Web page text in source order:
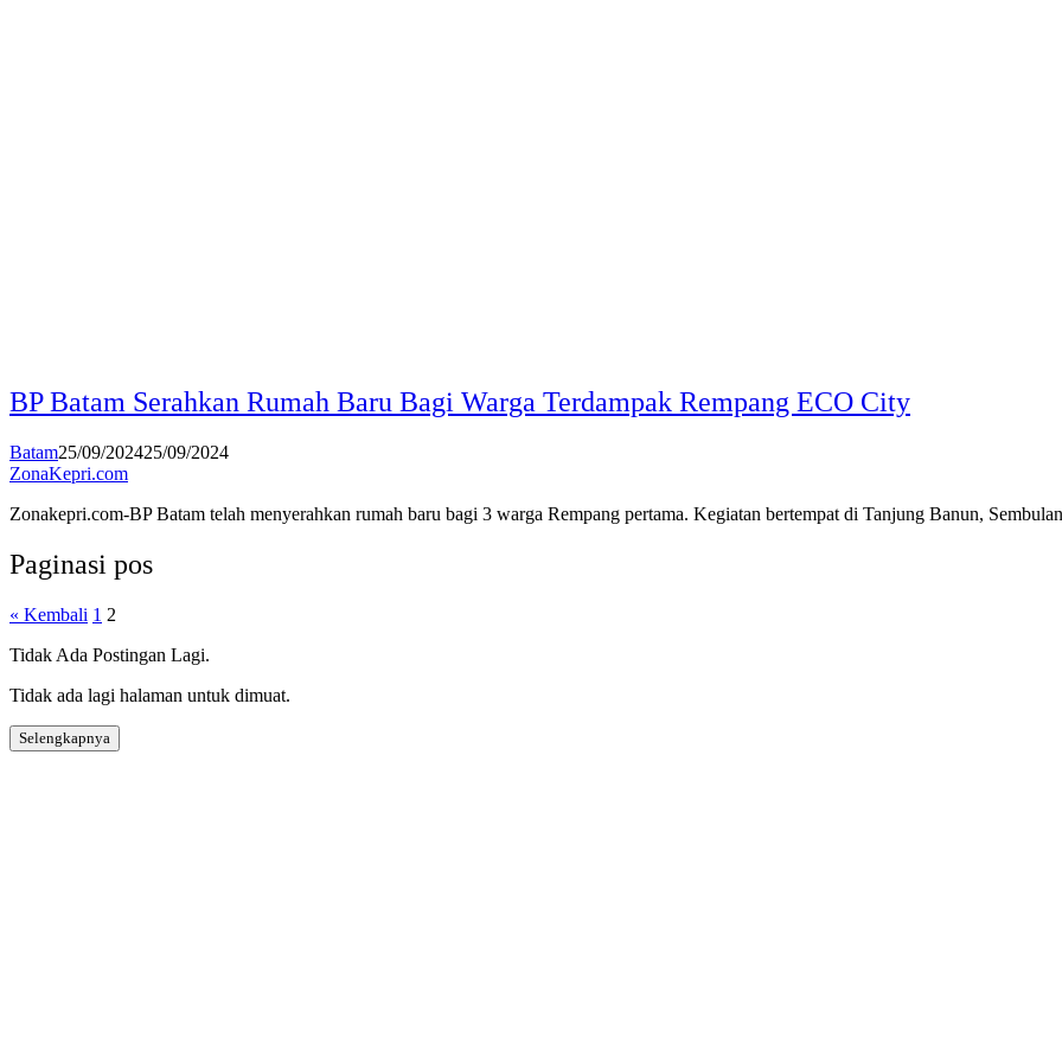
BP Batam Serahkan Rumah Baru Bagi Warga Terdampak Rempang ECO City
Batam25/09/202425/09/2024
ZonaKepri.com
Zonakepri.com-BP Batam telah menyerahkan rumah baru bagi 3 warga Rempang pertama. Kegiatan bertempat di Tanjung Banun,
Paginasi pos
« Kembali 1 2
Tidak Ada Postingan Lagi.
Tidak ada lagi halaman untuk dimuat.
Selengkapnya